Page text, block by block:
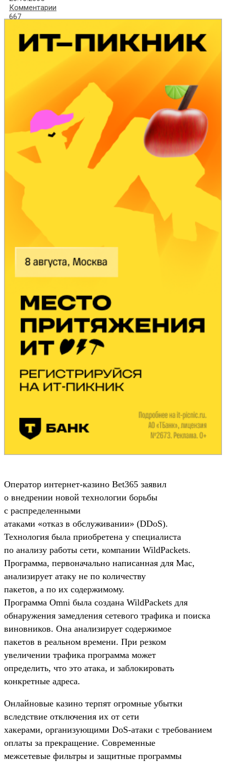
Комментарии
667
Оператор интернет-казино Bet365 заявил
о внедрении новой технологии борьбы
с распределенными
атаками «отказ в обслуживании» (DDoS).
Технология была приобретена у специалиста
по анализу работы сети, компании WildPackets.
Программа, первоначально написанная для Mac,
анализирует атаку не по количеству
пакетов, а по их содержимому.
Программа Omni была создана WildPackets для
обнаружения замедления сетевого трафика и поиска
виновников. Она анализирует содержимое
пакетов в реальном времени. При резком
увеличении трафика программа может
определить, что это атака, и заблокировать
конкретные адреса.
Онлайновые казино терпят огромные убытки
вследствие отключения их от сети
хакерами, организующими DoS-атаки с требованием
оплаты за прекращение. Современные
межсетевые фильтры и защитные программы